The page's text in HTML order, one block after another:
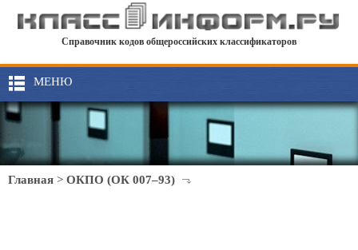
Справочник кодов общероссийских классификаторов
МЕНЮ
Главная > ОКПО (ОК 007–93)